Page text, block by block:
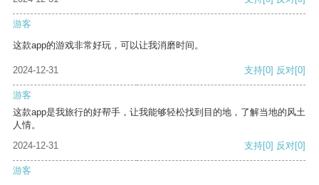
游客
这款app的游戏非常好玩，可以让我消磨时间。
2024-12-31 支持[0] 反对[0]
游客
这款app是我旅行的好帮手，让我能够轻松找到目的地，了解当地的风土
人情。
2024-12-31
支持[0] 反对[0]
游客